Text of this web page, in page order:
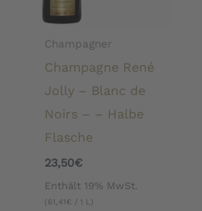
Champagner
Champagne René
Jolly – Blanc de
Noirs – – Halbe
Flasche
23,50€
Enthält 19% MwSt.
(61,41€ / 1 L)